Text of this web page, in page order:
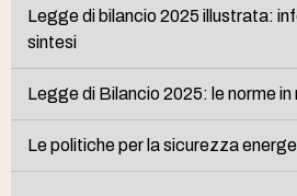
Legge di bilancio 2025 illustrata:
sintesi
Legge di Bilancio 2025: le norme
Le politiche per la sicurezza